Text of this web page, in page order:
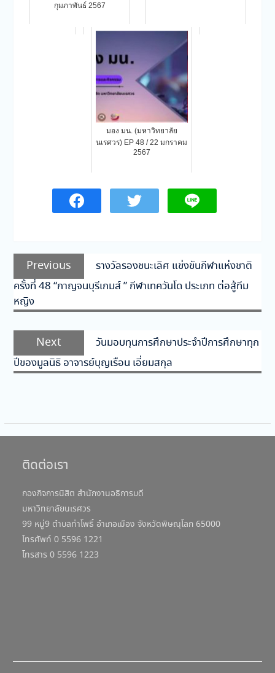
กุมภาพันธ์ 2567
มอง มน. (มหาวิทยาลัย
นเรศวร) EP 48 / 22 มกราคม
2567
แนะแนว
เรื่อง
Previous
Previous
post:
รางวัลรองชนะเลิศ แข่งขันกีฬาแห่งชาติ
ครั้งที่ 48 “กาญจนบุรีเกมส์ ” กีฬาเทควันโด ประเภท ต่อสู้ทีม
หญิง
Next
Next
post:
วันมอบทุนการศึกษาประจำปีการศึกษาทุก
ปีของมูลนิธิ อาจารย์บุญเรือน เอี่ยมสกุล
ติดต่อเรา
กองกิจการนิสิต สำนักงานอธิการบดี
มหาวิทยาลัยนเรศวร
99 หมู่9 ตำบลท่าโพธิ์ อำเภอเมือง จังหวัดพิษณุโลก 65000
โทรศัพท์ 0 5596 1221
โทรสาร 0 5596 1223